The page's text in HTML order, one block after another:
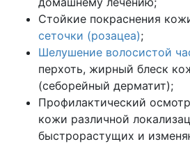
Стойкие покраснения
сеточки (розацеа);
Шелушение волосистой
перхоть, жирный блеск
(себорейный дерматит);
Профилактический
кожи различной
быстрорастущих и